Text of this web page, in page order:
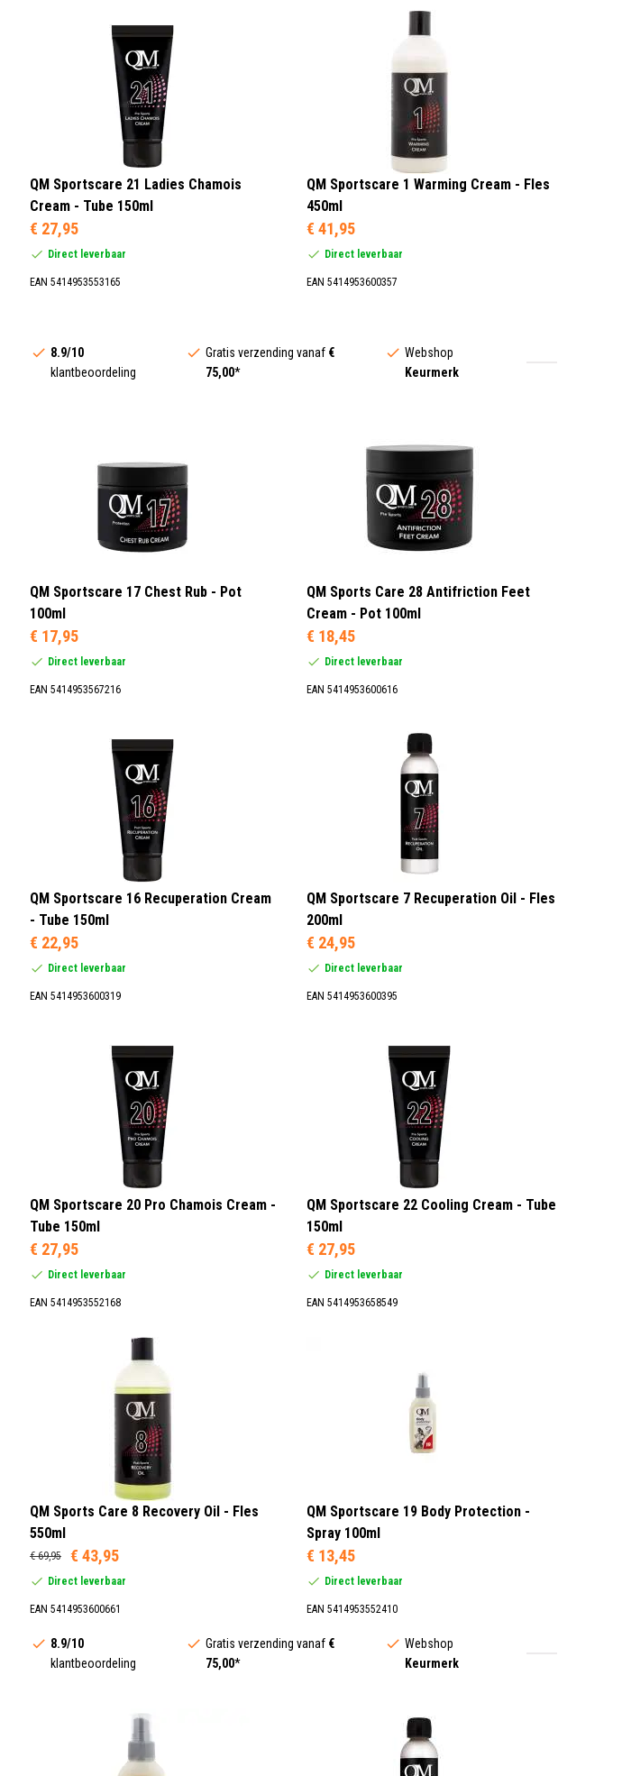
QM Sportscare 21 Ladies Chamois
Cream - Tube 150ml
€ 27,95
Direct leverbaar
EAN 5414953553165
QM Sportscare 1 Warming Cream - Fles
450ml
€ 41,95
Direct leverbaar
EAN 5414953600357
8.9/10
klantbeoordeling
Gratis verzending vanaf €
75,00*
Webshop
Keurmerk
QM Sportscare 17 Chest Rub - Pot
100ml
€ 17,95
Direct leverbaar
EAN 5414953567216
QM Sports Care 28 Antifriction Feet
Cream - Pot 100ml
€ 18,45
Direct leverbaar
EAN 5414953600616
QM Sportscare 16 Recuperation Cream
- Tube 150ml
€ 22,95
Direct leverbaar
EAN 5414953600319
QM Sportscare 7 Recuperation Oil - Fles
200ml
€ 24,95
Direct leverbaar
EAN 5414953600395
QM Sportscare 20 Pro Chamois Cream -
Tube 150ml
€ 27,95
Direct leverbaar
EAN 5414953552168
QM Sportscare 22 Cooling Cream - Tube
150ml
€ 27,95
Direct leverbaar
EAN 5414953658549
QM Sports Care 8 Recovery Oil - Fles
550ml
€ 69,95 € 43,95
Direct leverbaar
EAN 5414953600661
QM Sportscare 19 Body Protection -
Spray 100ml
€ 13,45
Direct leverbaar
EAN 5414953552410
8.9/10
klantbeoordeling
Gratis verzending vanaf €
75,00*
Webshop
Keurmerk